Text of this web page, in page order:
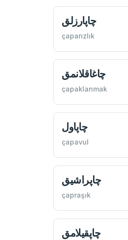
چاپارزلق
çaparızlık
چاغاقلانمق
çapaklanmak
چاپاول
çapavul
چاپراشیق
çapraşık
چاپقيلامق